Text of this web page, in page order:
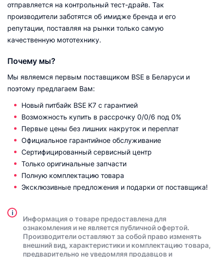
отправляется на контрольный тест-драйв. Так
производители заботятся об имидже бренда и его
репутации, поставляя на рынки только самую
качественную мототехнику.
Почему мы?
Мы являемся первым поставщиком BSE в Беларуси и
поэтому предлагаем Вам:
Новый питбайк BSE K7 с гарантией
Возможность купить в рассрочку 0/0/6 под 0%
Первые цены без лишних накруток и переплат
Официальное гарантийное обслуживание
Сертифицированный сервисный центр
Только оригинальные запчасти
Полную комплектацию товара
Эксклюзивные предложения и подарки от поставщика!
i
Информация о товаре предоставлена для
ознакомления и не является публичной офертой.
Производители оставляют за собой право изменять
внешний вид, характеристики и комплектацию товара,
предварительно не уведомляя продавцов и